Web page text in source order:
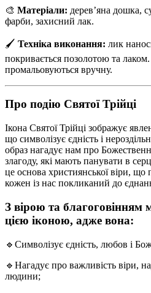
🎨 Матеріали: дерев’яна дошка,
фарби, захисний лак.
🖌 Техніка виконання: лик
покривається позолотою та
промальовуються вручну.
Про подію Святої Трійці
Ікона Святої Трійці зображує
що символізує єдність і
образ нагадує нам про
злагоду, які мають панувати в
це основа християнської віри,
кожен із нас покликаний до
З вірою та благоговінням
цією іконою, адже вона:
🔹Символізує єдність, любов і
🔹Нагадує про важливість віри,
людини;